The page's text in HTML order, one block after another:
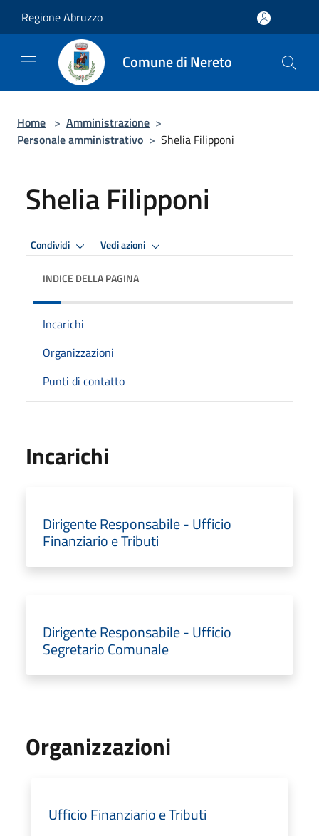
Regione Abruzzo
Comune di Nereto
Home > Amministrazione >
Personale amministrativo > Shelia Filipponi
Shelia Filipponi
Condividi Vedi azioni
INDICE DELLA PAGINA
Incarichi
Organizzazioni
Punti di contatto
Incarichi
Dirigente Responsabile - Ufficio
Finanziario e Tributi
Dirigente Responsabile - Ufficio
Segretario Comunale
Organizzazioni
Ufficio Finanziario e Tributi